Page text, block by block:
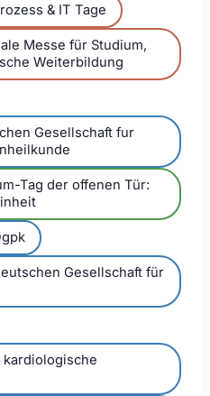
& IT Tage
Messe für Studium,
Weiterbildung
Gesellschaft fur
Tag der offenen Tür:
Gesellschaft für